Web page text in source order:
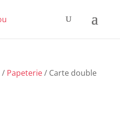
/ Papeterie/ Carte double